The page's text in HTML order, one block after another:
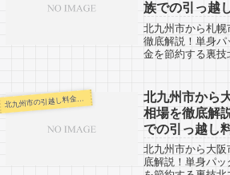
族での引っ越
北九州市から札
徹底解説！単身
金を節約する裏技
す。北九州市か
北九州市の引越し料金・代金相場・見積り情報
北九州市から
相場を徹底解
での引っ越し
北九州市から大
底解説！単身パ